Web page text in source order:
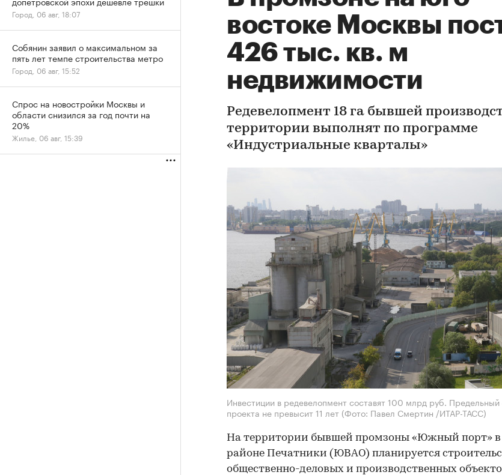
востоке Москвы
426 тыс. кв. м
недвижимости
Редевелопмент 18 га бывшей
территории выполнят по программе
«Индустриальные кварталы»
Инвестиции в редевелопмент составят 100 млрд руб.
проекта не превысит 11 лет (Фото: Павел Смертин /ИТАР-ТАСС)
На территории бывшей промзоны «Южный порт» в
районе Печатники (ЮВАО) планируется
общественно-деловых и производственных
Город, 06 авг, 18:07
Собянин заявил о максимальном за
пять лет темпе строительства метро
Город, 06 авг, 15:52
Спрос на новостройки Москвы и
области снизился за год почти на
20%
Жилье, 06 авг, 15:39